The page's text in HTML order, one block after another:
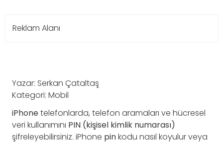
Reklam Alanı
Yazar: Serkan Çataltaş
Kategori: Mobil
iPhonetelefonlarda, telefon aramaları ve hücresel
veri kullanımını PIN (kişisel kimlik numarası)
şifreleyebilirsiniz. iPhone pinkodu nasıl koyulur veya